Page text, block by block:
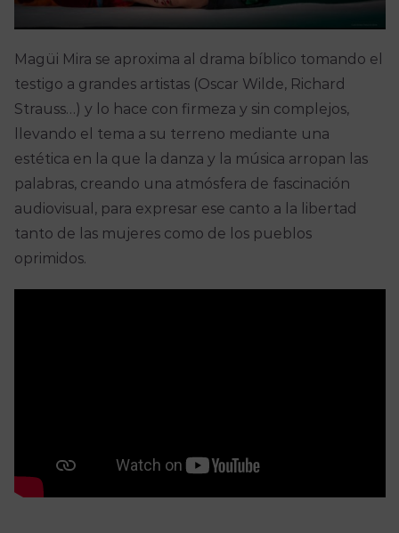
Magüi Mira se aproxima al drama bíblico tomando el
testigo a grandes artistas (Oscar Wilde, Richard
Strauss…) y lo hace con firmeza y sin complejos,
llevando el tema a su terreno mediante una
estética en la que la danza y la música arropan las
palabras, creando una atmósfera de fascinación
audiovisual, para expresar ese canto a la libertad
tanto de las mujeres como de los pueblos
oprimidos.